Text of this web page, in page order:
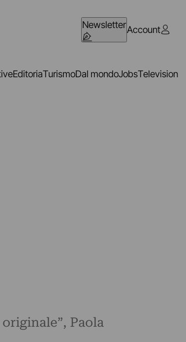
NewsletterAccount
EditoriaTurismoDal mondoJobsTelevision
Paola